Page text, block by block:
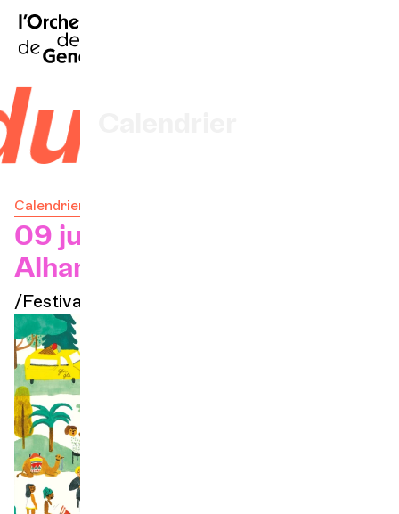
Calendrier
09 juin 2025 — 17h
Alhambra
/Festival